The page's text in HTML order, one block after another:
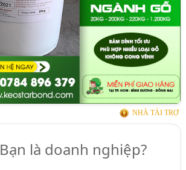
NHÀ TÀI TRỢ
Bạn là doanh nghiệp?